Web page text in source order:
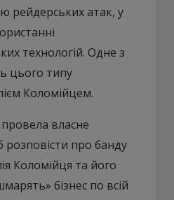
рейдерських атак, у
технологій. Одне з
цього типу
Коломійцем.
провела власне
розповісти про банду
Коломійця та його
бізнес по всій